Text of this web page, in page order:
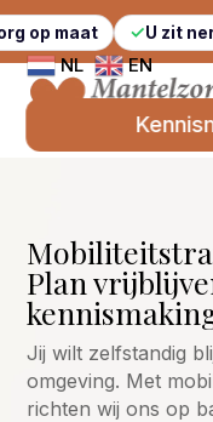
U zit nergens aan
NL EN
Plan
Jij wilt zelfstandig
omgeving. Met
richten wij ons op